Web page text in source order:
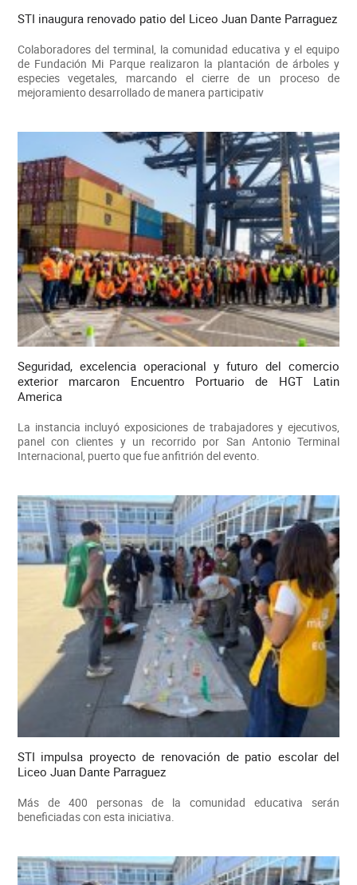
STI inaugura renovado patio del Liceo Juan Dante Parraguez
Colaboradores del terminal, la comunidad educativa y el equipo
de Fundación Mi Parque realizaron la plantación de árboles y
especies vegetales, marcando el cierre de un proceso de
mejoramiento desarrollado de manera participativ
Seguridad, excelencia operacional y futuro del comercio
exterior marcaron Encuentro Portuario de HGT Latin
America
La instancia incluyó exposiciones de trabajadores y ejecutivos,
panel con clientes y un recorrido por San Antonio Terminal
Internacional, puerto que fue anfitrión del evento.
STI impulsa proyecto de renovación de patio escolar del
Liceo Juan Dante Parraguez
Más de 400 personas de la comunidad educativa serán
beneficiadas con esta iniciativa.